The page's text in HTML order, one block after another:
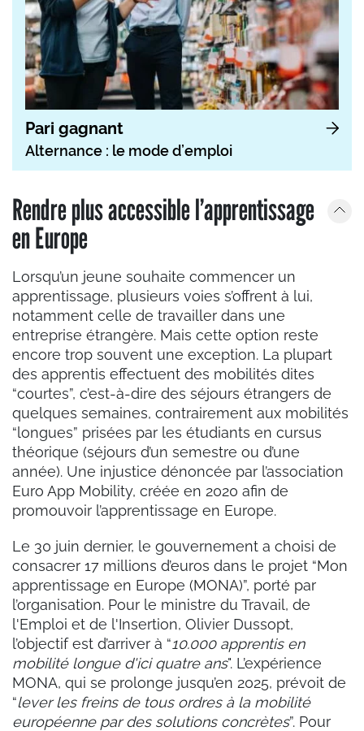
Pari gagnant
Alternance : le mode d’emploi
Rendre plus accessible l’apprentissage
en Europe
Lorsqu’un jeune souhaite commencer un
apprentissage, plusieurs voies s’offrent à lui,
notamment celle de travailler dans une
entreprise étrangère. Mais cette option reste
encore trop souvent une exception. La plupart
des apprentis effectuent des mobilités dites
“courtes”, c’est-à-dire des séjours étrangers de
quelques semaines, contrairement aux mobilités
“longues” prisées par les étudiants en cursus
théorique (séjours d’un semestre ou d’une
année). Une injustice dénoncée par l’association
Euro App Mobility, créée en 2020 afin de
promouvoir l’apprentissage en Europe.
Le 30 juin dernier, le gouvernement a choisi de
consacrer 17 millions d’euros dans le projet “Mon
apprentissage en Europe (MONA)”, porté par
l’organisation. Pour le ministre du Travail, de
l'Emploi et de l'Insertion, Olivier Dussopt,
l’objectif est d’arriver à “10.000 apprentis en
mobilité longue d'ici quatre ans". L’expérience
MONA, qui se prolonge jusqu’en 2025, prévoit de
“lever les freins de tous ordres à la mobilité
européenne par des solutions concrètes”. Pour